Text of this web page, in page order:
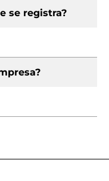
se registra?